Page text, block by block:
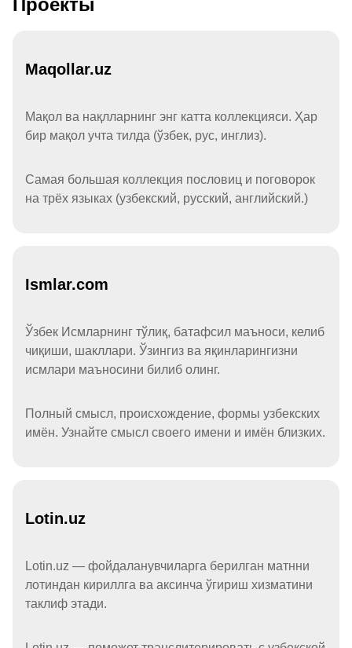
Maqollar.uz
Мақол ва нақлларнинг энг катта коллекцияси. Ҳар
бир мақол учта тилда (ўзбек, рус, инглиз).
Самая большая коллекция пословиц и поговорок
на трёх языках (узбекский, русский, английский.)
Ismlar.com
Ўзбек Исмларнинг тўлиқ, батафсил маъноси, келиб
чиқиши, шакллари. Ўзингиз ва яқинларингизни
исмлари маъносини билиб олинг.
Полный смысл, происхождение, формы узбекских
имён. Узнайте смысл своего имени и имён близких.
Lotin.uz
Lotin.uz — фойдаланувчиларга берилган матнни
лотиндан кириллга ва аксинча ўгириш хизматини
таклиф этади.